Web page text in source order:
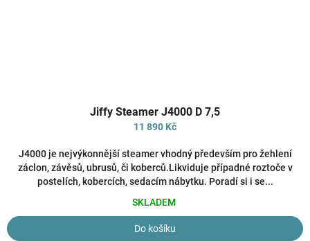
hodnocení
produktu
4,2
z
5
Jiffy Steamer J4000 D 7,5
11 890 Kč
J4000 je nejvýkonnější steamer vhodný především pro žehlení
záclon, závěsů, ubrusů, či koberců.Likviduje případné roztoče v
postelích, kobercích, sedacím nábytku. Poradí si i se...
SKLADEM
Do košíku